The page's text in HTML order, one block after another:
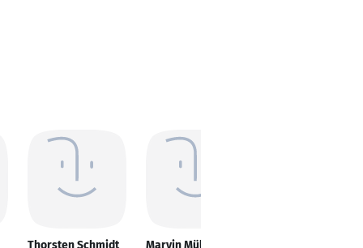
Thorsten Schmidt
Marvin Müller-